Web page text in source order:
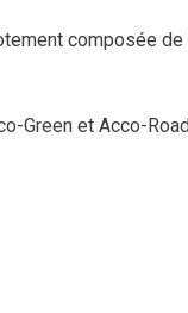
composée
Green et Acco-